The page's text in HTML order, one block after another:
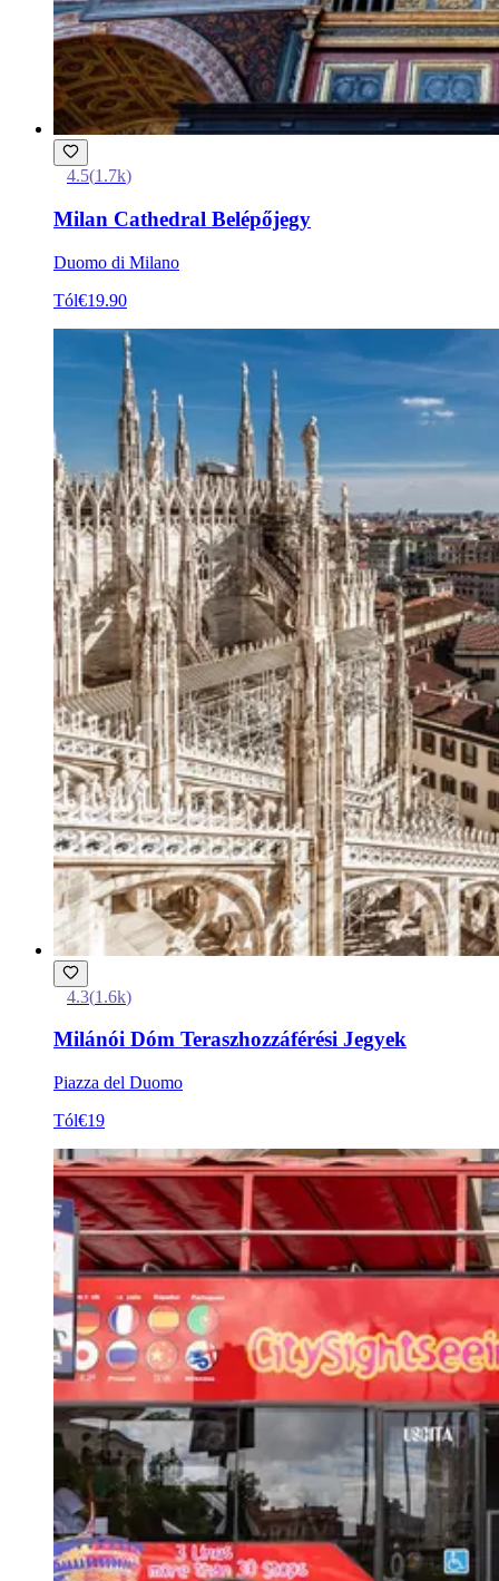
4.5(1.7k)
Milan Cathedral Belépőjegy
Duomo di Milano
Tól€19.90
4.3(1.6k)
Milánói Dóm Teraszhozzáférési Jegyek
Piazza del Duomo
Tól€19